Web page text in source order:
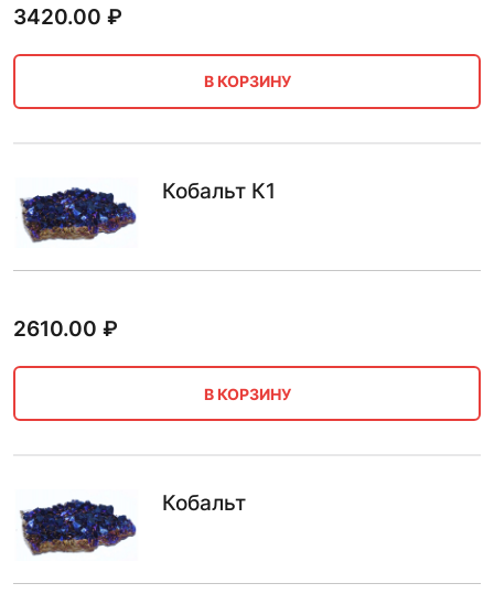
3420.00 ₽
В КОРЗИНУ
Кобальт К1
2610.00 ₽
В КОРЗИНУ
Кобальт